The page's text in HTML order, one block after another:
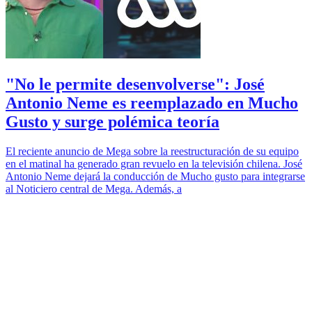
"No le permite desenvolverse": José
Antonio Neme es reemplazado en Mucho
Gusto y surge polémica teoría
El reciente anuncio de Mega sobre la reestructuración de su equipo
en el matinal ha generado gran revuelo en la televisión chilena. José
Antonio Neme dejará la conducción de Mucho gusto para integrarse
al Noticiero central de Mega. Además, a